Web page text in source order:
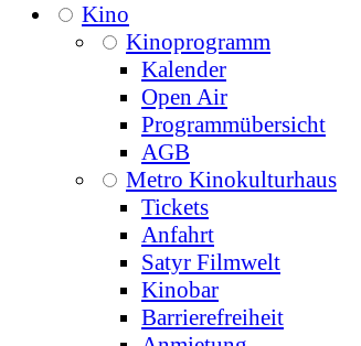
Kino
Kinoprogramm
Kalender
Open Air
Programmübersicht
AGB
Metro Kinokulturhaus
Tickets
Anfahrt
Satyr Filmwelt
Kinobar
Barrierefreiheit